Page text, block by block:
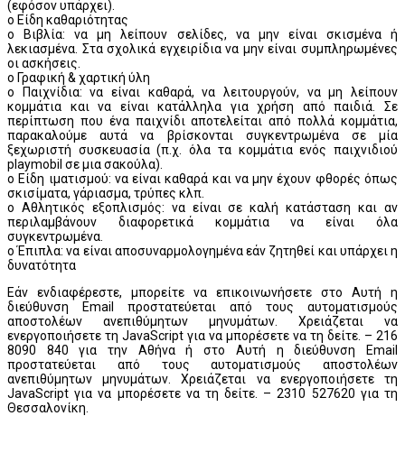
(εφόσον υπάρχει).
o Είδη καθαριότητας
o Βιβλία: να μη λείπουν σελίδες, να μην είναι σκισμένα ή
λεκιασμένα. Στα σχολικά εγχειρίδια να μην είναι συμπληρωμένες
οι ασκήσεις.
o Γραφική & χαρτική ύλη
o Παιχνίδια: να είναι καθαρά, να λειτουργούν, να μη λείπουν
κομμάτια και να είναι κατάλληλα για χρήση από παιδιά. Σε
περίπτωση που ένα παιχνίδι αποτελείται από πολλά κομμάτια,
παρακαλούμε αυτά να βρίσκονται συγκεντρωμένα σε μία
ξεχωριστή συσκευασία (π.χ. όλα τα κομμάτια ενός παιχνιδιού
playmobil σε μια σακούλα).
o Είδη ιματισμού: να είναι καθαρά και να μην έχουν φθορές όπως
σκισίματα, γάριασμα, τρύπες κλπ.
o Αθλητικός εξοπλισμός: να είναι σε καλή κατάσταση και αν
περιλαμβάνουν διαφορετικά κομμάτια να είναι όλα
συγκεντρωμένα.
o Έπιπλα: να είναι αποσυναρμολογημένα εάν ζητηθεί και υπάρχει η
δυνατότητα
Εάν ενδιαφέρεστε, μπορείτε να επικοινωνήσετε στο Αυτή η
διεύθυνση Email προστατεύεται από τους αυτοματισμούς
αποστολέων ανεπιθύμητων μηνυμάτων. Χρειάζεται να
ενεργοποιήσετε τη JavaScript για να μπορέσετε να τη δείτε. – 216
8090 840 για την Αθήνα ή στο Αυτή η διεύθυνση Email
προστατεύεται από τους αυτοματισμούς αποστολέων
ανεπιθύμητων μηνυμάτων. Χρειάζεται να ενεργοποιήσετε τη
JavaScript για να μπορέσετε να τη δείτε.
– 2310 527620 για τη
Θεσσαλονίκη.